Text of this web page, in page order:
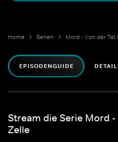
Home Serien
EPISODENGUIDE
Stream die Serie Mord
Zelle